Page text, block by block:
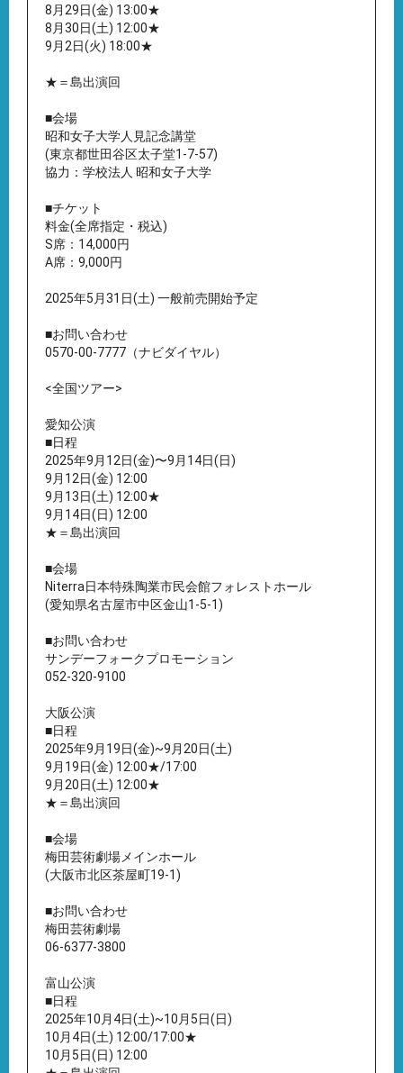
8月29日(金) 13:00★
8月30日(土) 12:00★
9月2日(火) 18:00★
★＝島出演回
■会場
昭和女子大学人見記念講堂
(東京都世田谷区太子堂1-7-57)
協力：学校法人 昭和女子大学
■チケット
料金(全席指定・税込)
S席：14,000円
A席：9,000円
2025年5月31日(土) 一般前売開始予定
■お問い合わせ
0570-00-7777（ナビダイヤル）
<全国ツアー>
愛知公演
■日程
2025年9月12日(金)〜9月14日(日)
9月12日(金) 12:00
9月13日(土) 12:00★
9月14日(日) 12:00
★＝島出演回
■会場
Niterra日本特殊陶業市民会館フォレストホール
(愛知県名古屋市中区金山1-5-1)
■お問い合わせ
サンデーフォークプロモーション
052-320-9100
大阪公演
■日程
2025年9月19日(金)~9月20日(土)
9月19日(金) 12:00★/17:00
9月20日(土) 12:00★
★＝島出演回
■会場
梅田芸術劇場メインホール
(大阪市北区茶屋町19-1)
■お問い合わせ
梅田芸術劇場
06-6377-3800
富山公演
■日程
2025年10月4日(土)~10月5日(日)
10月4日(土) 12:00/17:00★
10月5日(日) 12:00